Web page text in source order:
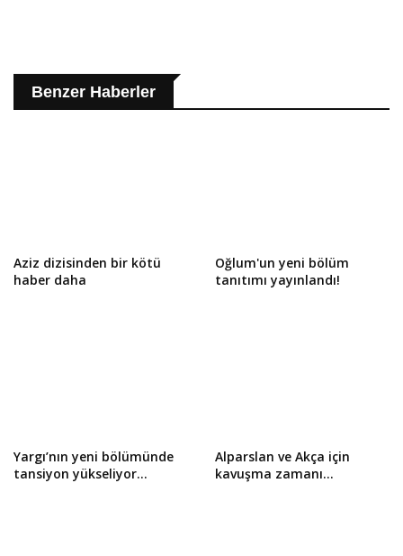
Benzer Haberler
Aziz dizisinden bir kötü
haber daha
Oğlum'un yeni bölüm
tanıtımı yayınlandı!
Yargı’nın yeni bölümünde
tansiyon yükseliyor…
Alparslan ve Akça için
kavuşma zamanı…